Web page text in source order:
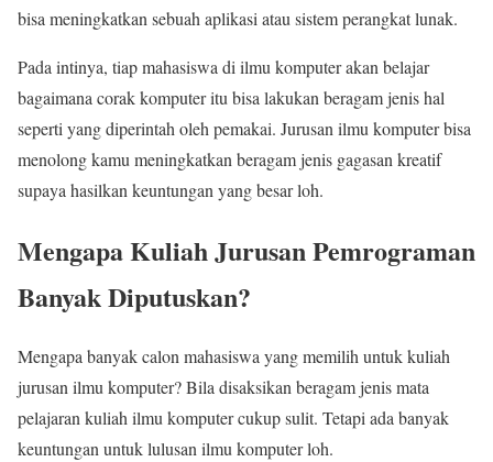
bisa meningkatkan sebuah aplikasi atau sistem perangkat lunak.
Pada intinya, tiap mahasiswa di ilmu komputer akan belajar
bagaimana corak komputer itu bisa lakukan beragam jenis hal
seperti yang diperintah oleh pemakai. Jurusan ilmu komputer bisa
menolong kamu meningkatkan beragam jenis gagasan kreatif
supaya hasilkan keuntungan yang besar loh.
Mengapa Kuliah Jurusan Pemrograman
Banyak Diputuskan?
Mengapa banyak calon mahasiswa yang memilih untuk kuliah
jurusan ilmu komputer? Bila disaksikan beragam jenis mata
pelajaran kuliah ilmu komputer cukup sulit. Tetapi ada banyak
keuntungan untuk lulusan ilmu komputer loh.